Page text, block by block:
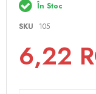
imagesÎn Stoc
SKU
105
6,22